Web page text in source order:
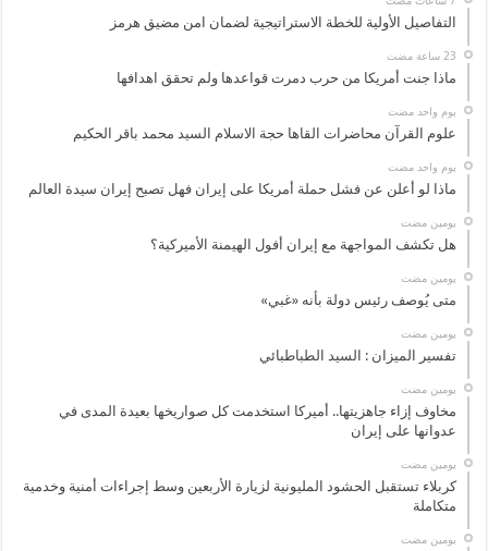
التفاصيل الأولية للخطة الاستراتيجية لضمان امن مضيق هرمز
ماذا جنت أمريكا من حرب دمرت قواعدها ولم تحقق اهدافها
‏يوم واحد مضت
علوم القرآن محاضرات القاها حجة الاسلام السيد محمد باقر الحكيم
‏يوم واحد مضت
ماذا لو أعلن عن فشل حملة أمريكا على إيران فهل تصبح إيران سيدة العالم
‏يومين مضت
هل تكشف المواجهة مع إيران أفول الهيمنة الأميركية؟
‏يومين مضت
متى يُوصف رئيس دولة بأنه «غبي»
‏يومين مضت
تفسير الميزان : السيد الطباطبائي
‏يومين مضت
مخاوف إزاء جاهزيتها.. أميركا استخدمت كل صواريخها بعيدة المدى في
عدوانها على إيران
‏يومين مضت
كربلاء تستقبل الحشود المليونية لزيارة الأربعين وسط إجراءات أمنية وخدمية
متكاملة
‏يومين مضت